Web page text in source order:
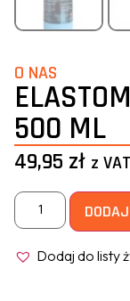
O NAS
500 ML
49,95 zł z VAT
Dodaj do listy